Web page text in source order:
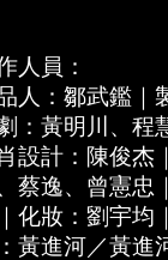
人員：
人：鄒武鑑｜
：黃明川、程
設計：陳俊杰
蔡逸、曾憲忠
化妝：劉宇均
黃進河／黃進